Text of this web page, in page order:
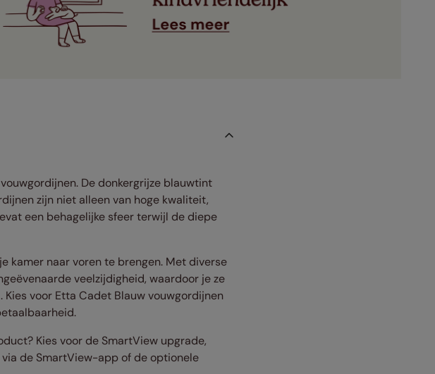
De donkergrijze blauwtint
zijn niet alleen van hoge kwaliteit,
een behagelijke sfeer terwijl de diepe
kamer naar voren te brengen. Met diverse
veelzijdigheid, waardoor je ze
voor Etta Cadet Blauw vouwgordijnen
Kies voor de SmartView upgrade,
de SmartView-app of de optionele